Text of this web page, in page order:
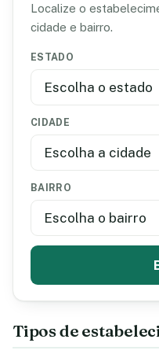
Localize o
cidade e bairro.
ESTADO
CIDADE
BAIRRO
Tipos de